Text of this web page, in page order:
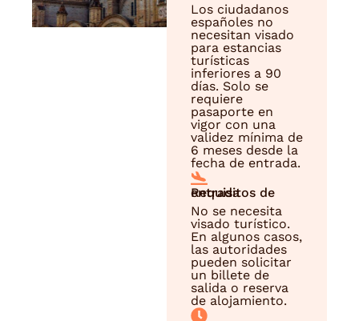
Los ciudadanos
españoles no
necesitan visado
para estancias
turísticas
inferiores a 90
días. Solo se
requiere
pasaporte en
vigor con una
validez mínima de
6 meses desde la
fecha de entrada.
Requisitos de entrada
No se necesita
visado turístico.
En algunos casos,
las autoridades
pueden solicitar
un billete de
salida o reserva
de alojamiento.